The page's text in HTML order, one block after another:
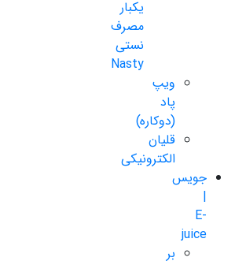
یکبار
مصرف
نستی
Nasty
ویپ
پاد
(دوکاره)
قلیان
الکترونیکی
جویس
|
E-
juice
بر